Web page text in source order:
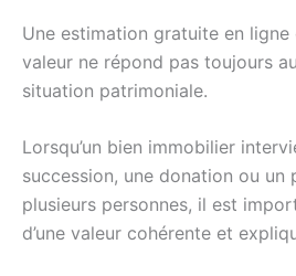
Une estimation gratuite en
valeur ne répond pas toujours
situation patrimoniale.
Lorsqu’un bien immobilier
succession, une donation ou un
plusieurs personnes, il est
d’une valeur cohérente et